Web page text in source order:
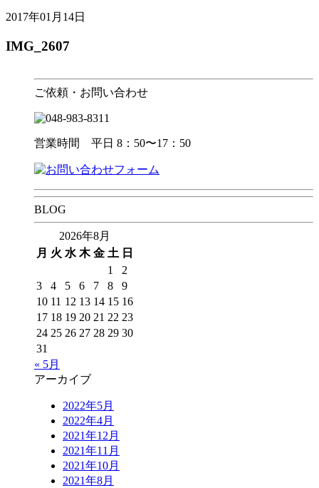
2017年01月14日
IMG_2607
ご依頼・お問い合わせ
営業時間 平日 8：50〜17：50
BLOG
2026年8月
月 火 水 木 金 土 日
1
2
3
4 5 6 7 8
9
10 11 12 13 14 15 16
17 18 19 20 21 22 23
24 25 26 27 28 29 30
31
« 5月
アーカイブ
2022年5月
2022年4月
2021年12月
2021年11月
2021年10月
2021年8月